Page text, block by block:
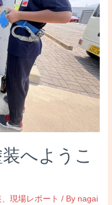
へようこ
、現場レポート / By nagai